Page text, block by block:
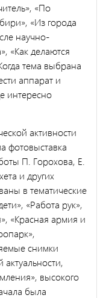
«По
«Из города
научно-
«Как делаются
тема выбрана
аппарат и
интересно
активности
фотовыставка
П. Горохова, Е.
и других
в тематические
«Работа рук»,
«Красная армия и
снимки
высокого
была